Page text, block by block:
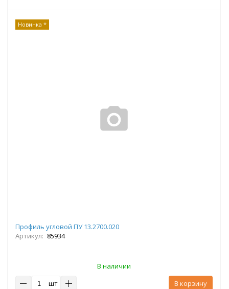
Новинка *
Профиль угловой ПУ 13.2700.020
Артикул: 85934
В наличии
шт
В корзину